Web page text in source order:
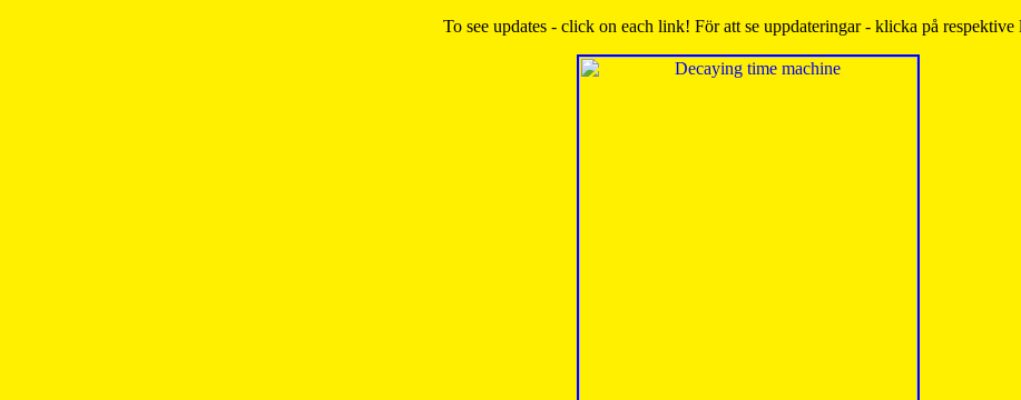
To see updates - click on each link! För att se uppdateringar - klicka på respektive